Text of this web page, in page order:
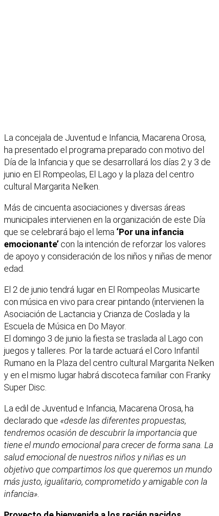
La concejala de Juventud e Infancia, Macarena Orosa,
ha presentado el programa preparado con motivo del
Día de la Infancia y que se desarrollará los días 2 y 3 de
junio en El Rompeolas, El Lago y la plaza del centro
cultural Margarita Nelken.
Más de cincuenta asociaciones y diversas áreas
municipales intervienen en la organización de este Día
que se celebrará bajo el lema ‘Por una infancia
emocionante’ con la intención de reforzar los valores
de apoyo y consideración de los niños y niñas de menor
edad.
El 2 de junio tendrá lugar en El Rompeolas Musicarte
con música en vivo para crear pintando (intervienen la
Asociación de Lactancia y Crianza de Coslada y la
Escuela de Música en Do Mayor.
El domingo 3 de junio la fiesta se traslada al Lago con
juegos y talleres. Por la tarde actuará el Coro Infantil
Rumano en la Plaza del centro cultural Margarita Nelken
y en el mismo lugar habrá discoteca familiar con Franky
Super Disc.
La edil de Juventud e Infancia, Macarena Orosa, ha
declarado que «desde las diferentes propuestas,
tendremos ocasión de descubrir la importancia que
tiene el mundo emocional para crecer de forma sana. La
salud emocional de nuestros niños y niñas es un
objetivo que compartimos los que queremos un mundo
más justo, igualitario, comprometido y amigable con la
infancia».